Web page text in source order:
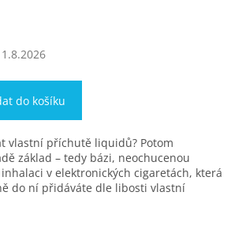
do košíku
vlastní příchutě liquidů? Potom
základ – tedy bázi, neochucenou
v elektronických cigaretách, která
do ní přidáváte dle libosti vlastní